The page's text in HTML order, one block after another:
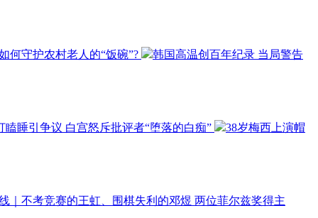
何守护农村老人的“饭碗”? 韩国高温创百年纪录 当局警告
瞌睡引争议 白宫怒斥批评者“堕落的白痴” 38岁梅西上演帽
｜不考竞赛的王虹、围棋失利的邓煜 两位菲尔兹奖得主